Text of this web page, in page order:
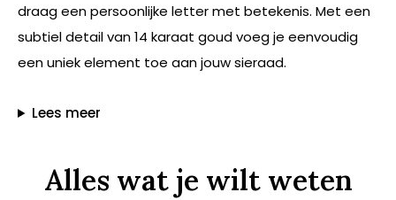
draag een persoonlijke letter met betekenis. Met een
subtiel detail van 14 karaat goud voeg je eenvoudig
een uniek element toe aan jouw sieraad.
Lees meer
Alles wat je wilt weten